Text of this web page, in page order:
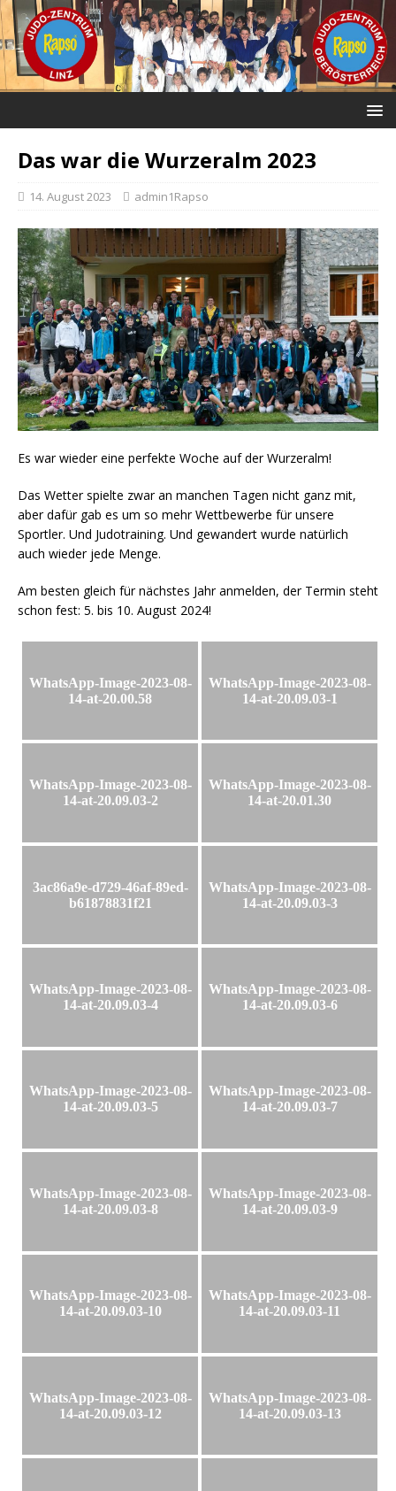
Das war die Wurzeralm 2023
14. August 2023 admin1Rapso
Es war wieder eine perfekte Woche auf der Wurzeralm!
Das Wetter spielte zwar an manchen Tagen nicht ganz mit,
aber dafür gab es um so mehr Wettbewerbe für unsere
Sportler. Und Judotraining. Und gewandert wurde natürlich
auch wieder jede Menge.
Am besten gleich für nächstes Jahr anmelden, der Termin steht
schon fest: 5. bis 10. August 2024!
WhatsApp-Image-2023-08-
14-at-20.00.58
WhatsApp-Image-2023-08-
14-at-20.09.03-1
WhatsApp-Image-2023-08-
14-at-20.09.03-2
WhatsApp-Image-2023-08-
14-at-20.01.30
3ac86a9e-d729-46af-89ed-
b61878831f21
WhatsApp-Image-2023-08-
14-at-20.09.03-3
WhatsApp-Image-2023-08-
14-at-20.09.03-4
WhatsApp-Image-2023-08-
14-at-20.09.03-6
WhatsApp-Image-2023-08-
14-at-20.09.03-5
WhatsApp-Image-2023-08-
14-at-20.09.03-7
WhatsApp-Image-2023-08-
14-at-20.09.03-8
WhatsApp-Image-2023-08-
14-at-20.09.03-9
WhatsApp-Image-2023-08-
14-at-20.09.03-10
WhatsApp-Image-2023-08-
14-at-20.09.03-11
WhatsApp-Image-2023-08-
14-at-20.09.03-12
WhatsApp-Image-2023-08-
14-at-20.09.03-13